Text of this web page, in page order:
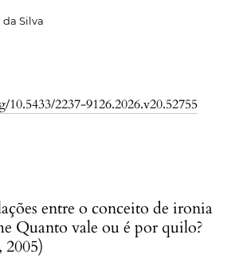
da Silva
2237-9126.2026.v20.52755
entre o conceito de ironia
Quanto vale ou é por quilo?